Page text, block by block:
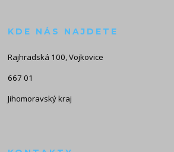
KDE NÁS NAJDETE
Rajhradská 100, Vojkovice
667 01
Jihomoravský kraj